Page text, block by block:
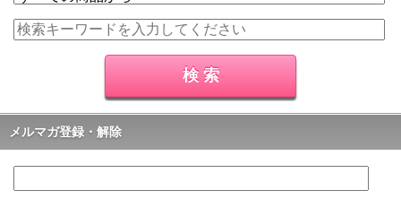
メルマガ登録・解除